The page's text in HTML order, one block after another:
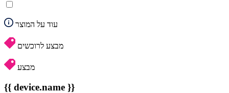
עוד על המוצר
מבצע לרוכשים
מבצע
{{ device.name }}